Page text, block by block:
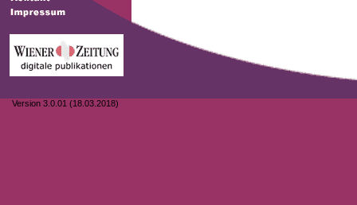
Version 3.0.01 (18.03.2018)